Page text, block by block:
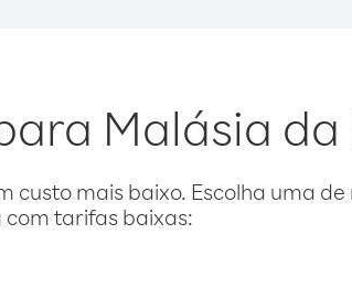
Malásia da
mais baixo. Escolha uma de
tarifas baixas: